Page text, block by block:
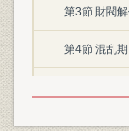
第3節 財閥
第4節 混乱
第1節 高度